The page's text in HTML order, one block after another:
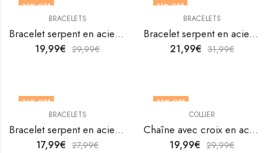
33% OFF
BRACELETS
Bracelet serpent en acier inoxydable plaqué or 18K de V&F Jewellers
19,99€ 29,99€
31% OFF
BRACELETS
Bracelet serpent en acier inoxydable plaqué or 18K par V&F Jewellers
21,99€ 31,99€
36% OFF
BRACELETS
Bracelet serpent en acier inoxydable plaqué or 18K par V&F Jewellers
17,99€ 27,99€
33% OFF
COLLIER
Chaîne avec croix en acier inoxydable plaqué or 18K par V&F Jewellers
19,99€ 29,99€